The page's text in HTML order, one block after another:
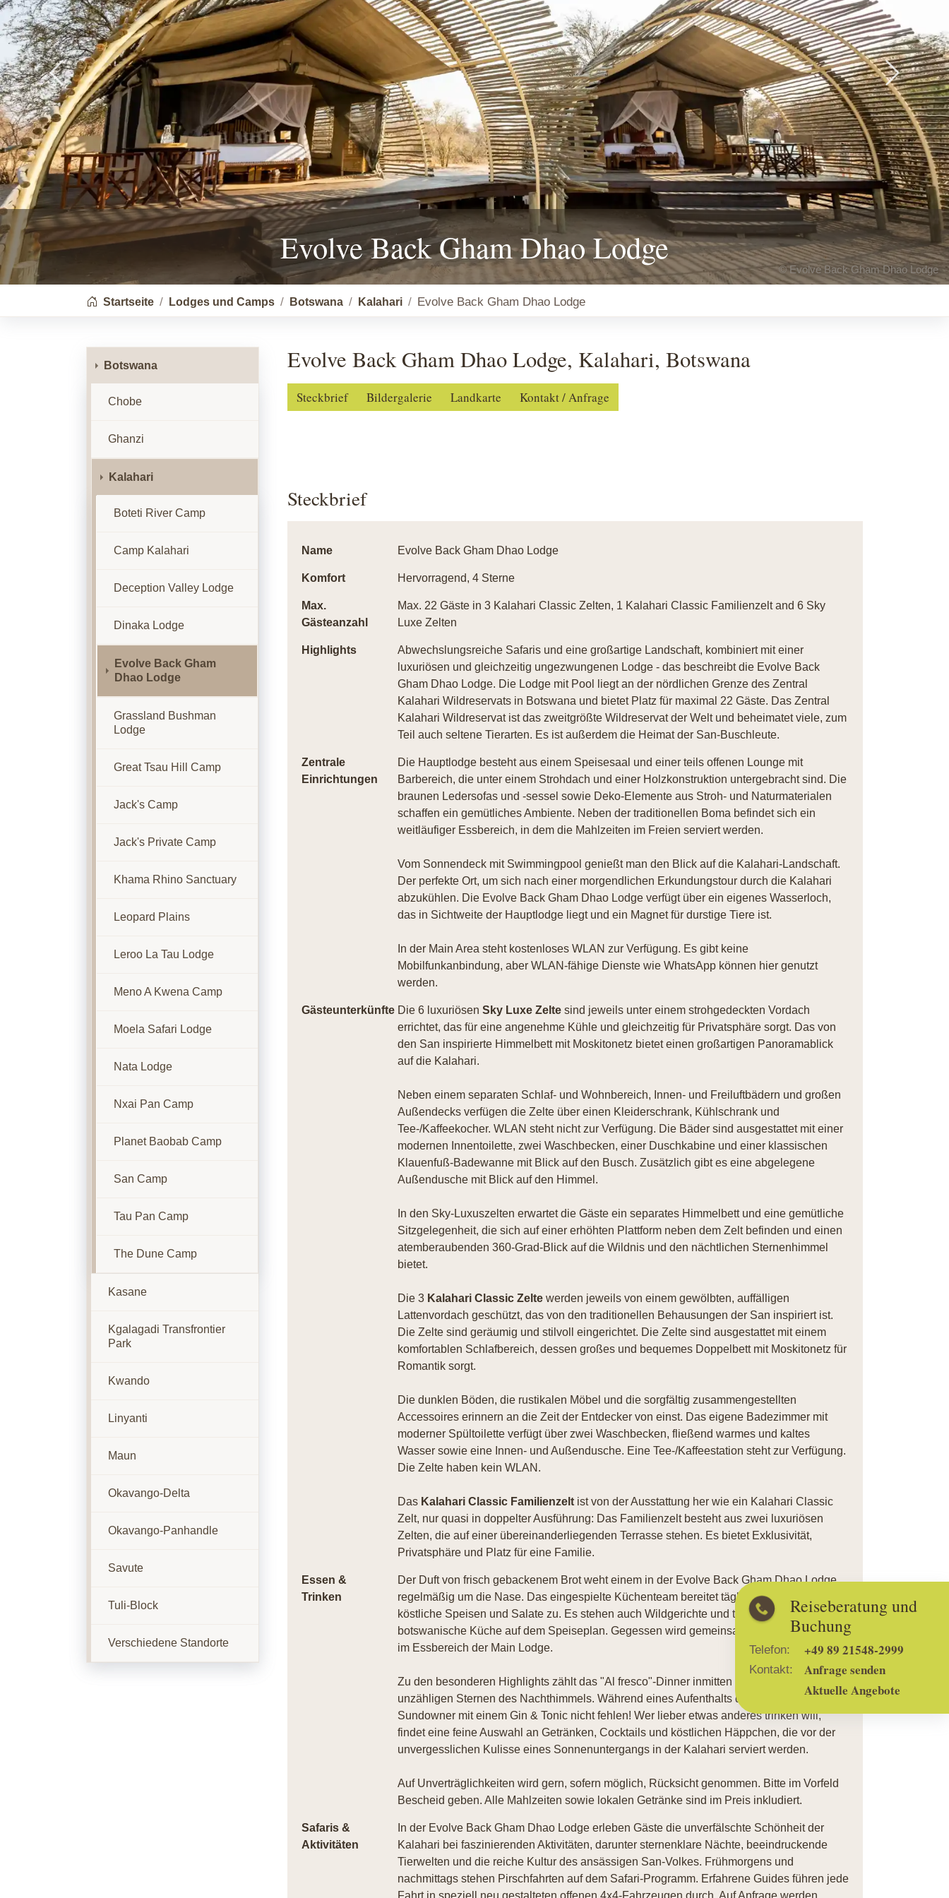
Reiseberatung und
Buchung
Telefon: +49 89 21548-2999
Kontakt:
Anfrage senden
Aktuelle Angebote
Evolve Back Gham Dhao Lodge
© Evolve Back Gham Dhao Lodge
Previous Next
You are here:
Startseite Lodges und Camps Botswana Kalahari Evolve Back Gham Dhao Lodge
Evolve Back Gham Dhao Lodge, Kalahari, Botswana
Steckbrief Bildergalerie Landkarte Kontakt / Anfrage
Steckbrief
Name Evolve Back Gham Dhao Lodge
Komfort Hervorragend, 4 Sterne
Max.
Gästeanzahl
Max. 22 Gäste in 3 Kalahari Classic Zelten, 1 Kalahari Classic Familienzelt and 6 Sky
Luxe Zelten
Highlights
Abwechslungsreiche Safaris und eine großartige Landschaft, kombiniert mit einer
luxuriösen und gleichzeitig ungezwungenen Lodge - das beschreibt die Evolve Back
Gham Dhao Lodge. Die Lodge mit Pool liegt an der nördlichen Grenze des Zentral
Kalahari Wildreservats in Botswana und bietet Platz für maximal 22 Gäste. Das Zentral
Kalahari Wildreservat ist das zweitgrößte Wildreservat der Welt und beheimatet viele, zum
Teil auch seltene Tierarten. Es ist außerdem die Heimat der San-Buschleute.
Zentrale
Einrichtungen
Die Hauptlodge besteht aus einem Speisesaal und einer teils offenen Lounge mit
Barbereich, die unter einem Strohdach und einer Holzkonstruktion untergebracht sind. Die
braunen Ledersofas und -sessel sowie Deko-Elemente aus Stroh- und Naturmaterialen
schaffen ein gemütliches Ambiente. Neben der traditionellen Boma befindet sich ein
weitläufiger Essbereich, in dem die Mahlzeiten im Freien serviert werden.
Vom Sonnendeck mit Swimmingpool genießt man den Blick auf die Kalahari-Landschaft.
Der perfekte Ort, um sich nach einer morgendlichen Erkundungstour durch die Kalahari
abzukühlen. Die Evolve Back Gham Dhao Lodge verfügt über ein eigenes Wasserloch,
das in Sichtweite der Hauptlodge liegt und ein Magnet für durstige Tiere ist.
In der Main Area steht kostenloses WLAN zur Verfügung. Es gibt keine
Mobilfunkanbindung, aber WLAN-fähige Dienste wie WhatsApp können hier genutzt
werden.
Gästeunterkünfte Die 6 luxuriösen Sky Luxe Zeltesind jeweils unter einem strohgedeckten Vordach
errichtet, das für eine angenehme Kühle und gleichzeitig für Privatsphäre sorgt. Das von
den San inspirierte Himmelbett mit Moskitonetz bietet einen großartigen Panoramablick
auf die Kalahari.
Neben einem separaten Schlaf- und Wohnbereich, Innen- und Freiluftbädern und großen
Außendecks verfügen die Zelte über einen Kleiderschrank, Kühlschrank und
Tee-/Kaffeekocher. WLAN steht nicht zur Verfügung. Die Bäder sind ausgestattet mit einer
modernen Innentoilette, zwei Waschbecken, einer Duschkabine und einer klassischen
Klauenfuß-Badewanne mit Blick auf den Busch. Zusätzlich gibt es eine abgelegene
Außendusche mit Blick auf den Himmel.
In den Sky-Luxuszelten erwartet die Gäste ein separates Himmelbett und eine gemütliche
Sitzgelegenheit, die sich auf einer erhöhten Plattform neben dem Zelt befinden und einen
atemberaubenden 360-Grad-Blick auf die Wildnis und den nächtlichen Sternenhimmel
bietet.
Die 3 Kalahari Classic Zeltewerden jeweils von einem gewölbten, auffälligen
Lattenvordach geschützt, das von den traditionellen Behausungen der San inspiriert ist.
Die Zelte sind geräumig und stilvoll eingerichtet. Die Zelte sind ausgestattet mit einem
komfortablen Schlafbereich, dessen großes und bequemes Doppelbett mit Moskitonetz für
Romantik sorgt.
Die dunklen Böden, die rustikalen Möbel und die sorgfältig zusammengestellten
Accessoires erinnern an die Zeit der Entdecker von einst. Das eigene Badezimmer mit
moderner Spültoilette verfügt über zwei Waschbecken, fließend warmes und kaltes
Wasser sowie eine Innen- und Außendusche. Eine Tee-/Kaffeestation steht zur Verfügung.
Die Zelte haben kein WLAN.
Das Kalahari Classic Familienzeltist von der Ausstattung her wie ein Kalahari Classic
Zelt, nur quasi in doppelter Ausführung: Das Familienzelt besteht aus zwei luxuriösen
Zelten, die auf einer übereinanderliegenden Terrasse stehen. Es bietet Exklusivität,
Privatsphäre und Platz für eine Familie.
Essen &
Trinken
Der Duft von frisch gebackenem Brot weht einem in der Evolve Back Gham Dhao Lodge
regelmäßig um die Nase. Das eingespielte Küchenteam bereitet täglich mit viel Liebe
köstliche Speisen und Salate zu. Es stehen auch Wildgerichte und traditionelle
botswanische Küche auf dem Speiseplan. Gegessen wird gemeinsam am großen Tisch
im Essbereich der Main Lodge.
Zu den besonderen Highlights zählt das "Al fresco"-Dinner inmitten der Wildnis unter den
unzähligen Sternen des Nachthimmels. Während eines Aufenthalts darf der klassische
Sundowner mit einem Gin & Tonic nicht fehlen! Wer lieber etwas anderes trinken will,
findet eine feine Auswahl an Getränken, Cocktails und köstlichen Häppchen, die vor der
unvergesslichen Kulisse eines Sonnenuntergangs in der Kalahari serviert werden.
Auf Unverträglichkeiten wird gern, sofern möglich, Rücksicht genommen. Bitte im Vorfeld
Bescheid geben. Alle Mahlzeiten sowie lokalen Getränke sind im Preis inkludiert.
Safaris &
Aktivitäten
In der Evolve Back Gham Dhao Lodge erleben Gäste die unverfälschte Schönheit der
Kalahari bei faszinierenden Aktivitäten, darunter sternenklare Nächte, beeindruckende
Tierwelten und die reiche Kultur des ansässigen San-Volkes. Frühmorgens und
nachmittags stehen Pirschfahrten auf dem Safari-Programm. Erfahrene Guides führen jede
Fahrt in speziell neu gestalteten offenen 4x4-Fahrzeugen durch. Auf Anfrage werden
Botswana
Chobe
Ghanzi
Kalahari
Boteti River Camp
Camp Kalahari
Deception Valley Lodge
Dinaka Lodge
Evolve Back Gham
Dhao Lodge
Grassland Bushman
Lodge
Great Tsau Hill Camp
Jack's Camp
Jack's Private Camp
Khama Rhino Sanctuary
Leopard Plains
Leroo La Tau Lodge
Meno A Kwena Camp
Moela Safari Lodge
Nata Lodge
Nxai Pan Camp
Planet Baobab Camp
San Camp
Tau Pan Camp
The Dune Camp
Kasane
Kgalagadi Transfrontier
Park
Kwando
Linyanti
Maun
Okavango-Delta
Okavango-Panhandle
Savute
Tuli-Block
Verschiedene Standorte